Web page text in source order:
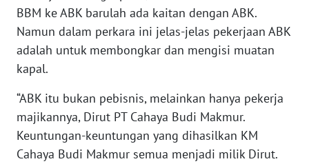
BBM ke ABK barulah ada kaitan dengan ABK.
Namun dalam perkara ini jelas-jelas pekerjaan ABK
adalah untuk membongkar dan mengisi muatan
kapal.
“ABK itu bukan pebisnis, melainkan hanya pekerja
majikannya, Dirut PT Cahaya Budi Makmur.
Keuntungan-keuntungan yang dihasilkan KM
Cahaya Budi Makmur semua menjadi milik Dirut.
REDAKSI
KARIR
Wahana
News
Regional